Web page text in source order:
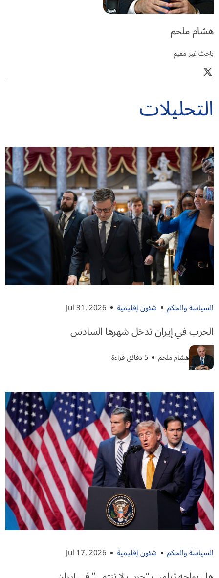
هشام ملحم
باحث غير مقيم
التحليلات
السياسة والحكم شئون إقليمية Jul 31, 2026
الحرب في إيران تدخل شهرها السادس
هشام ملحم 5 دقائق قراءة
السياسة والحكم شئون إقليمية Jul 17, 2026